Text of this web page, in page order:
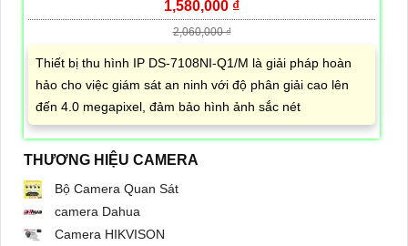
1,580,000 ₫
2,060,000 ₫
Thiết bị thu hình IP DS-7108NI-Q1/M là giải pháp hoàn
hảo cho việc giám sát an ninh với độ phân giải cao lên
đến 4.0 megapixel, đảm bảo hình ảnh sắc nét
THƯƠNG HIỆU CAMERA
Bộ Camera Quan Sát
camera Dahua
Camera HIKVISON